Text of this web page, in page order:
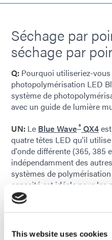
This website uses cookies
Séchage par
séchage par
Q: Pourquoi utiliseriez-
photopolymérisation LED
système de
avec un guide de lumière
UN: Le Blue Wave® QX4
quatre têtes LED qu'il
d'onde différente (365, 385
indépendamment des
systèmes de
capacité est idéale pour
collés à plusieurs endroits
polymérisation à
production en utilisant un